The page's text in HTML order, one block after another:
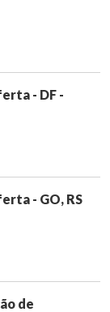
- DF -
- GO, RS
de